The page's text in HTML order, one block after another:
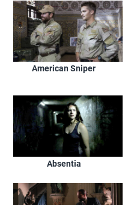
American Sniper
Absentia